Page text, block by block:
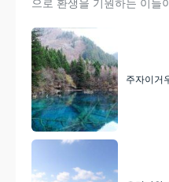
으로 환생을 기원하는 이들
주자이거